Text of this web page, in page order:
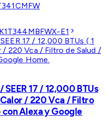
E1
17 / 12,000 BTUs
/ 220 Vca / Filtro
Alexa y Google